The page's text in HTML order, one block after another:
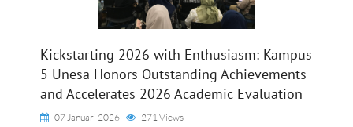
Kickstarting 2026 with Enthusiasm: Kampus
5 Unesa Honors Outstanding Achievements
and Accelerates 2026 Academic Evaluation
07 Januari 2026 271 Views